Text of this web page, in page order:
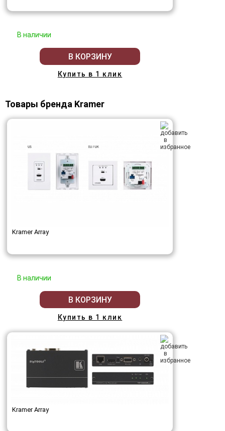
В наличии
В КОРЗИНУ
Купить в 1 клик
Товары бренда Kramer
Kramer Array
В наличии
В КОРЗИНУ
Купить в 1 клик
Kramer Array